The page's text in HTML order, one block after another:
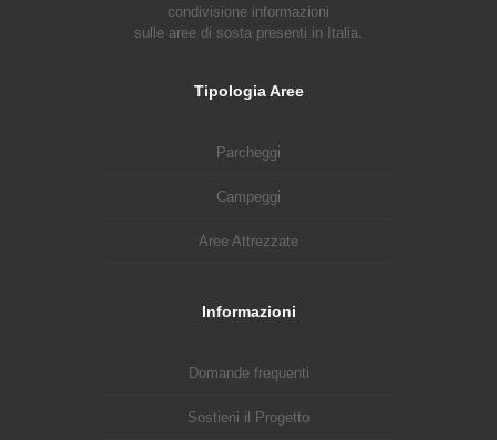
condivisione informazioni
sulle aree di sosta presenti in Italia.
Tipologia Aree
Parcheggi
Campeggi
Aree Attrezzate
Informazioni
Domande frequenti
Sostieni il Progetto